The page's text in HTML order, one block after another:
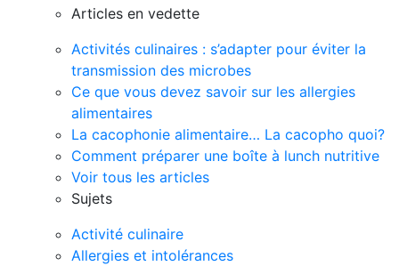
Articles en vedette
Activités culinaires : s’adapter pour éviter la
transmission des microbes
Ce que vous devez savoir sur les allergies
alimentaires
La cacophonie alimentaire… La cacopho quoi?
Comment préparer une boîte à lunch nutritive
Voir tous les articles
Sujets
Activité culinaire
Allergies et intolérances